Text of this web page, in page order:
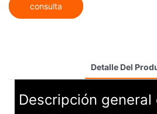
consulta
Detalle Del
Descripción